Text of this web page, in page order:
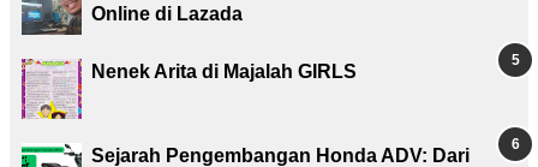
Online di Lazada
Nenek Arita di Majalah GIRLS
Sejarah Pengembangan Honda ADV: Dari